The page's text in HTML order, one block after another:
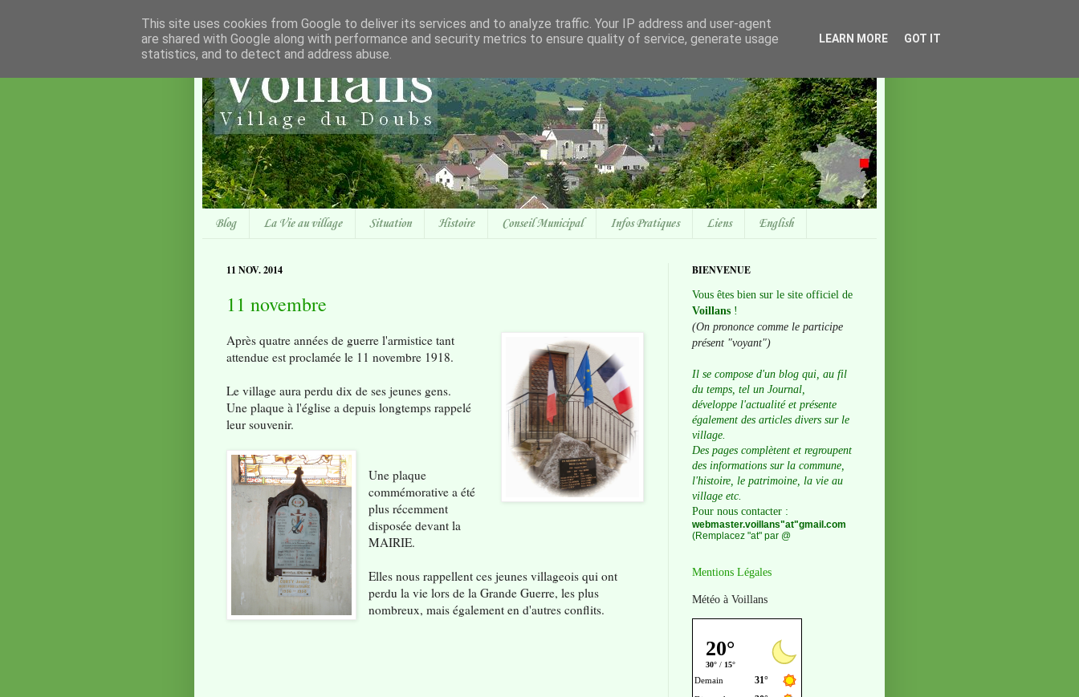
Blog La Vie au village Situation Histoire Conseil Municipal Infos Pratiques Liens English
11 NOV. 2014
11 novembre
Après quatre années de guerre l'armistice tant
attendue est proclamée le 11 novembre 1918.
Le village aura perdu dix de ses jeunes gens.
Une plaque à l'église a depuis longtemps rappelé
leur souvenir.
Une plaque
commémorative a été
plus récemment
disposée devant la
MAIRIE.
Elles nous rappellent ces jeunes villageois qui ont
perdu la vie lors de la Grande Guerre, les plus
nombreux, mais également en d'autres conflits.
BIENVENUE
Vous êtes bien sur le site officiel de
Voillans !
(On prononce comme le participe
présent "voyant")
Il se compose d'un blog qui, au fil
du temps, tel un Journal,
développe l'actualité et présente
également des articles divers sur le
village.
Des pages complètent et regroupent
des informations sur la commune,
l'histoire, le patrimoine, la vie au
village etc.
Pour nous contacter :
webmaster.voillans"at"gmail.com
(Remplacez "at" par @
Mentions Légales
Météo à Voillans
This site uses cookies from Google to deliver its services and to analyze traffic. Your IP address and user-agent
are shared with Google along with performance and security metrics to ensure quality of service, generate usage
statistics, and to detect and address abuse.
LEARN MORE GOT IT